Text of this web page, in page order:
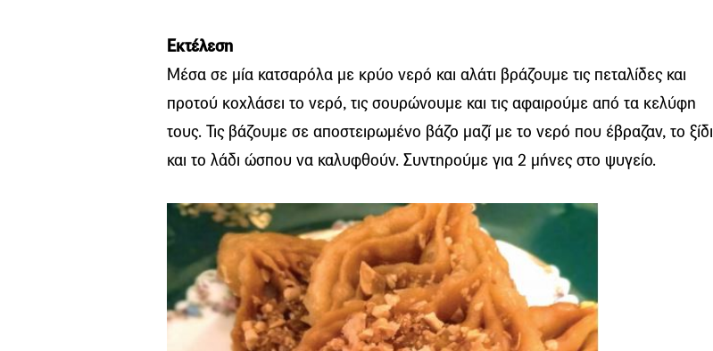
Εκτέλεση
Μέσα σε μία κατσαρόλα με κρύο νερό και αλάτι βράζουμε τις πεταλίδες και
προτού κοχλάσει το νερό, τις σουρώνουμε και τις αφαιρούμε από τα κελύφη
τους. Τις βάζουμε σε αποστειρωμένο βάζο μαζί με το νερό που έβραζαν, το ξίδι
και το λάδι ώσπου να καλυφθούν. Συντηρούμε για 2 μήνες στο ψυγείο.